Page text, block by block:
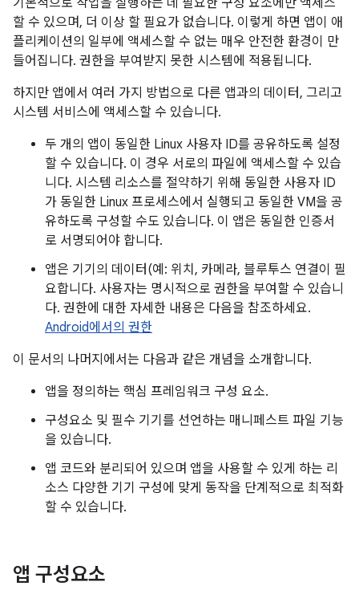
기본적으로 작업을 실행하는 데 필요한 구성 요소에만 액세스
할 수 있으며, 더 이상 할 필요가 없습니다. 이렇게 하면 앱이 애
플리케이션의 일부에 액세스할 수 없는 매우 안전한 환경이 만
들어집니다. 권한을 부여받지 못한 시스템에 적용됩니다.
하지만 앱에서 여러 가지 방법으로 다른 앱과의 데이터, 그리고
시스템 서비스에 액세스할 수 있습니다.
두 개의 앱이 동일한 Linux 사용자 ID를 공유하도록 설정
할 수 있습니다. 이 경우 서로의 파일에 액세스할 수 있습
니다. 시스템 리소스를 절약하기 위해 동일한 사용자 ID
가 동일한 Linux 프로세스에서 실행되고 동일한 VM을 공
유하도록 구성할 수도 있습니다. 이 앱은 동일한 인증서
로 서명되어야 합니다.
앱은 기기의 데이터(예: 위치, 카메라, 블루투스 연결이 필
요합니다. 사용자는 명시적으로 권한을 부여할 수 있습니
다. 권한에 대한 자세한 내용은 다음을 참조하세요.
Android에서의 권한
이 문서의 나머지에서는 다음과 같은 개념을 소개합니다.
앱을 정의하는 핵심 프레임워크 구성 요소.
구성요소 및 필수 기기를 선언하는 매니페스트 파일 기능
을 있습니다.
앱 코드와 분리되어 있으며 앱을 사용할 수 있게 하는 리
소스 다양한 기기 구성에 맞게 동작을 단계적으로 최적화
할 수 있습니다.
앱 구성요소